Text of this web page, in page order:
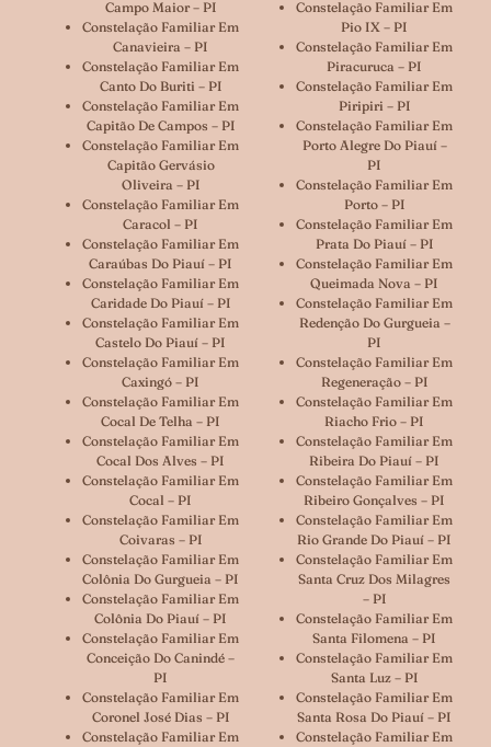
Campo Maior – PI
Constelação Familiar Em
Canavieira – PI
Constelação Familiar Em
Canto Do Buriti – PI
Constelação Familiar Em
Capitão De Campos – PI
Constelação Familiar Em
Capitão Gervásio
Oliveira – PI
Constelação Familiar Em
Caracol – PI
Constelação Familiar Em
Caraúbas Do Piauí – PI
Constelação Familiar Em
Caridade Do Piauí – PI
Constelação Familiar Em
Castelo Do Piauí – PI
Constelação Familiar Em
Caxingó – PI
Constelação Familiar Em
Cocal De Telha – PI
Constelação Familiar Em
Cocal Dos Alves – PI
Constelação Familiar Em
Cocal – PI
Constelação Familiar Em
Coivaras – PI
Constelação Familiar Em
Colônia Do Gurgueia – PI
Constelação Familiar Em
Colônia Do Piauí – PI
Constelação Familiar Em
Conceição Do Canindé –
PI
Constelação Familiar Em
Coronel José Dias – PI
Constelação Familiar Em
Constelação Familiar Em
Pio IX – PI
Constelação Familiar Em
Piracuruca – PI
Constelação Familiar Em
Piripiri – PI
Constelação Familiar Em
Porto Alegre Do Piauí –
PI
Constelação Familiar Em
Porto – PI
Constelação Familiar Em
Prata Do Piauí – PI
Constelação Familiar Em
Queimada Nova – PI
Constelação Familiar Em
Redenção Do Gurgueia –
PI
Constelação Familiar Em
Regeneração – PI
Constelação Familiar Em
Riacho Frio – PI
Constelação Familiar Em
Ribeira Do Piauí – PI
Constelação Familiar Em
Ribeiro Gonçalves – PI
Constelação Familiar Em
Rio Grande Do Piauí – PI
Constelação Familiar Em
Santa Cruz Dos Milagres
– PI
Constelação Familiar Em
Santa Filomena – PI
Constelação Familiar Em
Santa Luz – PI
Constelação Familiar Em
Santa Rosa Do Piauí – PI
Constelação Familiar Em